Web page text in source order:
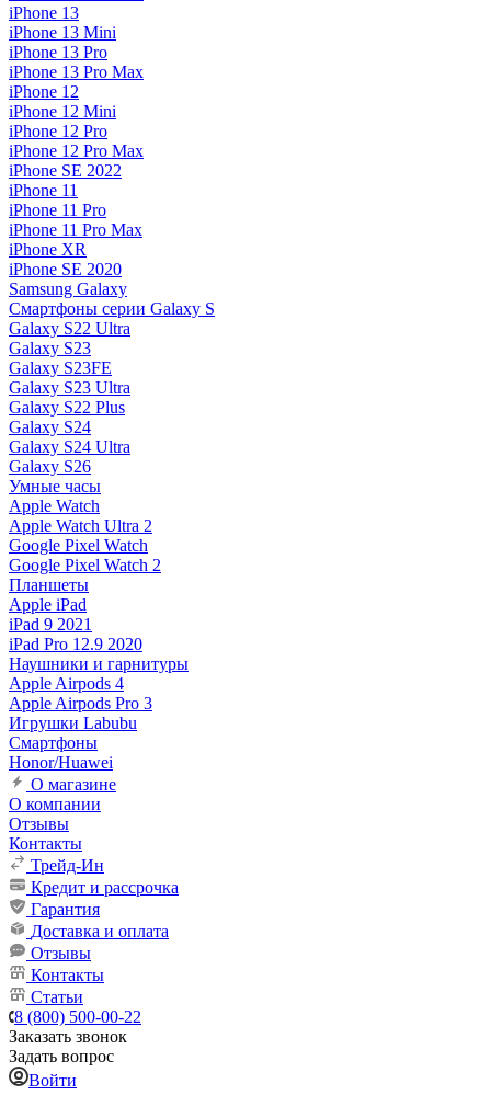
iPhone 13
iPhone 13 Mini
iPhone 13 Pro
iPhone 13 Pro Max
iPhone 12
iPhone 12 Mini
iPhone 12 Pro
iPhone 12 Pro Max
iPhone SE 2022
iPhone 11
iPhone 11 Pro
iPhone 11 Pro Max
iPhone XR
iPhone SE 2020
Samsung Galaxy
Смартфоны серии Galaxy S
Galaxy S22 Ultra
Galaxy S23
Galaxy S23FE
Galaxy S23 Ultra
Galaxy S22 Plus
Galaxy S24
Galaxy S24 Ultra
Galaxy S26
Умные часы
Apple Watch
Apple Watch Ultra 2
Google Pixel Watch
Google Pixel Watch 2
Планшеты
Apple iPad
iPad 9 2021
iPad Pro 12.9 2020
Наушники и гарнитуры
Apple Airpods 4
Apple Airpods Pro 3
Игрушки Labubu
Смартфоны
Honor/Huawei
О магазине
О компании
Отзывы
Контакты
Трейд-Ин
Кредит и рассрочка
Гарантия
Доставка и оплата
Отзывы
Контакты
Статьи
8 (800) 500-00-22
Заказать звонок
Задать вопрос
Войти